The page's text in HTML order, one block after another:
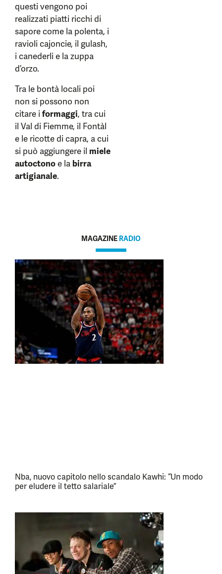
questi vengono poi
realizzati piatti ricchi di
sapore come la polenta, i
ravioli cajoncie, il gulash,
i canederli e la zuppa
d’orzo.
Tra le bontà locali poi
non si possono non
citare iformaggi, tra cui
il Val di Fiemme, il Fontàl
e le ricotte di capra, a cui
si può aggiungere il miele
autoctonoe la birra
artigianale.
MAGAZINE RADIO
Nba, nuovo capitolo nello scandalo Kawhi: “Un modo
per eludere il tetto salariale”